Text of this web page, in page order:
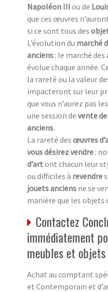
Napoléon III ou de
que ces œuvres
si ce sont tous des
L’évolution du marché
anciens : le marché des
évolue chaque année.
la rareté ou la valeur
impacteront sur leur
que vous n’aurez pas
une session de vente
anciens.
La rareté des œuvres
vous désirez vendre :
d’artont chacun leur
ou difficiles à revendre
jouets anciens ne se
manière que les objets
Contactez
immédiatement
meubles et
Achat au comptant
et Contemporain et